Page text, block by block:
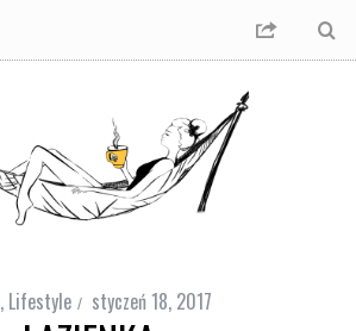
, Lifestyle styczeń 18, 2017